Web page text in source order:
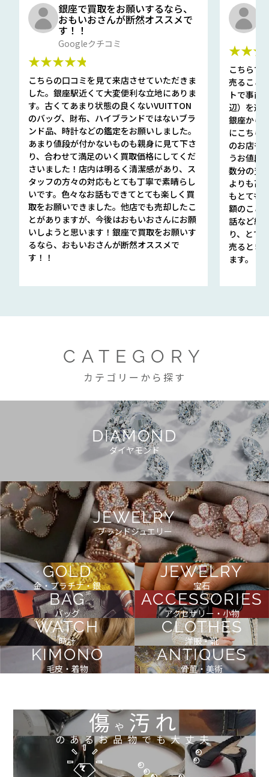
銀座で買取をお願いするなら、
おもいおさんが断然オススメで
す！！
Googleクチコミ
★★★★★
こちらの口コミを見て来店させていただきま
した。銀座駅近くて大変便利な立地にありま
す。古くてあまり状態の良くないVUITTON
のバッグ、財布、ハイブランドではないブラ
ンド品、時計などの鑑定をお願いしました。
あまり値段が付かないものも親身に見て下さ
り、合わせて満足のいく買取価格にしてくだ
さいました！店内は明るく清潔感があり、ス
タッフの方々の対応もとても丁寧で素晴らし
いです。色々なお話もできてとても楽しく買
取をお願いできました。他店でも売却したこ
とがありますが、今後はおもいおさんにお願
いしようと思います！銀座で買取をお願いす
るなら、おもいおさんが断然オススメで
す！！
こちらで
売ること
トで事前
辺）を選
銀座から
にこちら
のお店も
うお値段
数分の査
よりも高
もとても
額のこと
話など細
り、とて
売るとき
ます。
CATEGORY
カテゴリーから探す
DIAMOND
ダイヤモンド
JEWELRY
ブランドジュエリー
GOLD
金・プラチナ・銀
JEWELRY
宝石
BAG
バッグ
ACCESSORIES
アクセサリー・小物
WATCH
時計
CLOTHES
洋服・靴
KIMONO
毛皮・着物
ANTIQUES
骨董・美術
傷や 汚れ
のあるお品物でも大丈夫